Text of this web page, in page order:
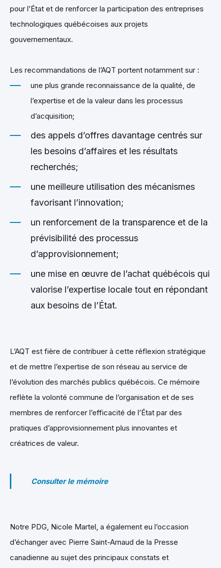
pour l’État et de renforcer la participation des entreprises
technologiques québécoises aux projets
gouvernementaux.
Les recommandations de l’AQT portent notamment sur :
une plus grande reconnaissance de la qualité, de
l’expertise et de la valeur dans les processus
d’acquisition;
des appels d’offres davantage centrés sur
les besoins d’affaires et les résultats
recherchés;
une meilleure utilisation des mécanismes
favorisant l’innovation;
un renforcement de la transparence et de la
prévisibilité des processus
d’approvisionnement;
une mise en œuvre de l’achat québécois qui
valorise l’expertise locale tout en répondant
aux besoins de l’État.
L’AQT est fière de contribuer à cette réflexion stratégique
et de mettre l’expertise de son réseau au service de
l’évolution des marchés publics québécois. Ce mémoire
reflète la volonté commune de l’organisation et de ses
membres de renforcer l’efficacité de l’État par des
pratiques d’approvisionnement plus innovantes et
créatrices de valeur.
Consulter le mémoire
Notre PDG, Nicole Martel, a également eu l’occasion
d’échanger avec Pierre Saint-Arnaud de la Presse
canadienne au sujet des principaux constats et